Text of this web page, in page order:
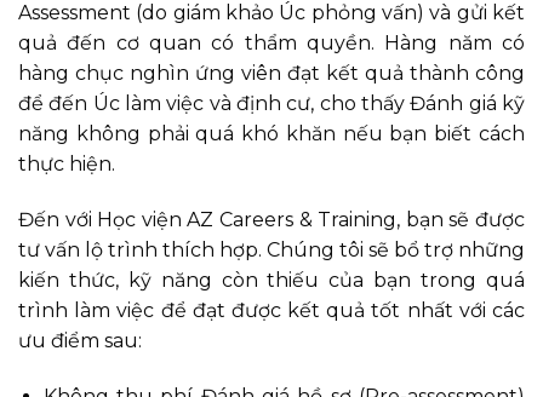
Assessment (do giám khảo Úc phỏng vấn) và gửi kết
quả đến cơ quan có thẩm quyền. Hàng năm có
hàng chục nghìn ứng viên đạt kết quả thành công
để đến Úc làm việc và định cư, cho thấy Đánh giá kỹ
năng không phải quá khó khăn nếu bạn biết cách
thực hiện.
Đến với Học viện AZ Careers & Training, bạn sẽ được
tư vấn lộ trình thích hợp. Chúng tôi sẽ bổ trợ những
kiến thức, kỹ năng còn thiếu của bạn trong quá
trình làm việc để đạt được kết quả tốt nhất với các
ưu điểm sau: